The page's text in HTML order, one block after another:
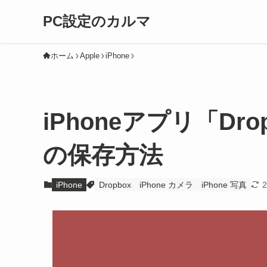
PC設定のカルマ
ホーム Apple iPhone
iPhoneアプリ「
の保存方法
iPhone Dropbox iPhone カメラ iPhone 写真